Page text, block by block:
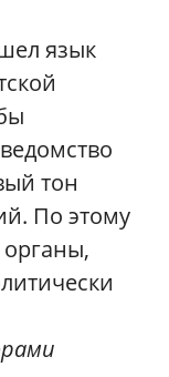
язык
тон
По этому